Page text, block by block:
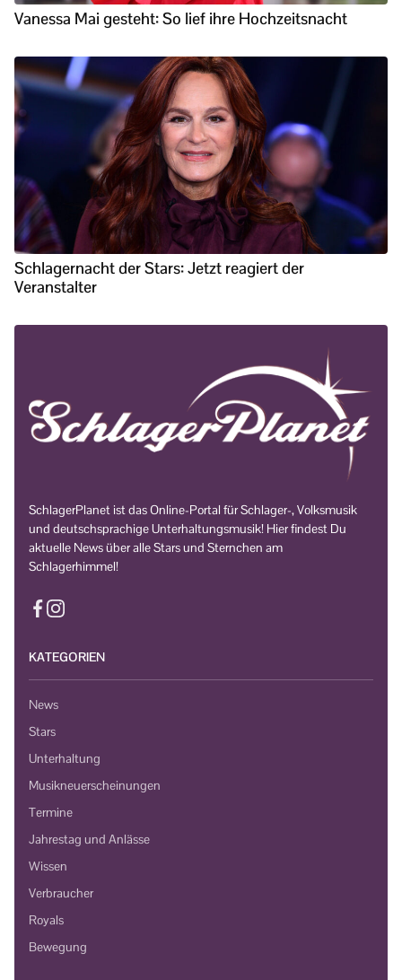
Vanessa Mai gesteht: So lief ihre Hochzeitsnacht
Schlagernacht der Stars: Jetzt reagiert der
Veranstalter
SchlagerPlanet ist das Online-Portal für Schlager-, Volksmusik
und deutschsprachige Unterhaltungsmusik! Hier findest Du
aktuelle News über alle Stars und Sternchen am
Schlagerhimmel!
KATEGORIEN
News
Stars
Unterhaltung
Musikneuerscheinungen
Termine
Jahrestag und Anlässe
Wissen
Verbraucher
Royals
Bewegung